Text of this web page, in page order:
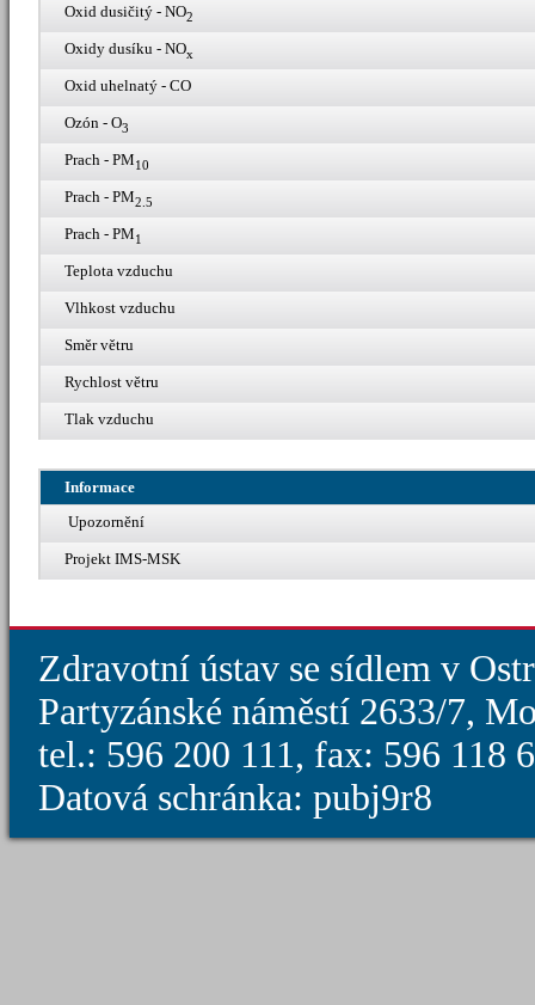
Oxid dusičitý - NO2
Oxidy dusíku - NOx
Oxid uhelnatý - CO
Ozón - O3
Prach - PM10
Prach - PM2.5
Prach - PM1
Teplota vzduchu
Vlhkost vzduchu
Směr větru
Rychlost větru
Tlak vzduchu
Informace
Upozornění
Projekt IMS-MSK
Zdravotní ústav se sídlem v
Partyzánské náměstí 2633/7,
tel.: 596 200 111, fax: 596 118
Datová schránka: pubj9r8